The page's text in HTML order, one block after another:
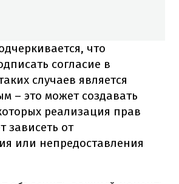
что
согласие в
случаев является
– это может создавать
реализация прав
зависеть от
или непредоставления